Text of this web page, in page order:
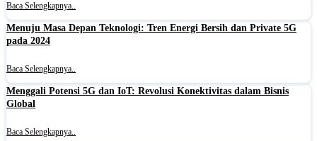
Baca Selengkapnya..
Menuju Masa Depan Teknologi: Tren Energi Bersih dan Private 5G
pada 2024
Baca Selengkapnya..
Menggali Potensi 5G dan IoT: Revolusi Konektivitas dalam Bisnis
Global
Baca Selengkapnya..